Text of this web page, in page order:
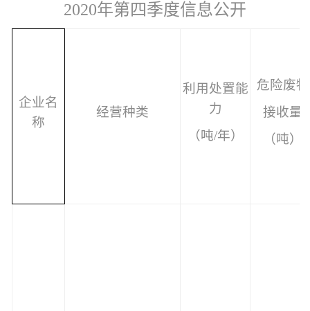
2020年第四季度信息公开
企业名
称
经营种类
利用处置能
力
（吨/年）
危险废物
接收量
（吨）